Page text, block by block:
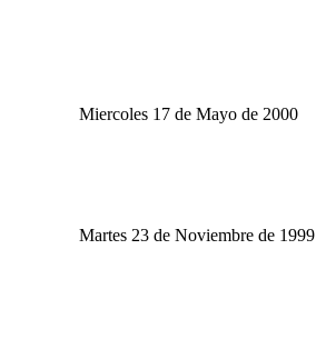
Miercoles 17 de Mayo de 2000
Martes 23 de Noviembre de 1999